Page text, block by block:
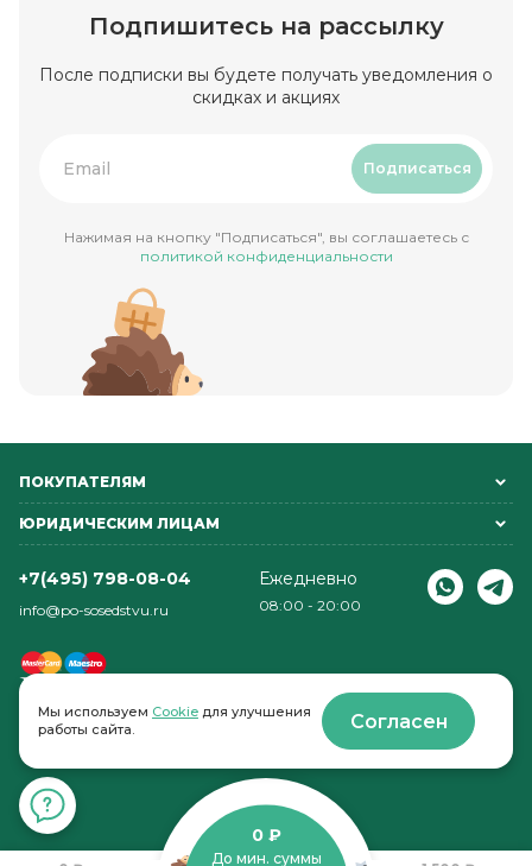
Подпишитесь на рассылку
После подписки вы будете получать уведомления о
скидках и акциях
Подписаться
Нажимая на кнопку "Подписаться", вы соглашаетесь с
политикой конфиденциальности
ПОКУПАТЕЛЯМ
ЮРИДИЧЕСКИМ ЛИЦАМ
+7(495) 798-08-04
info@po-sosedstvu.ru
Ежедневно
08:00 - 20:00
© 2022-2026 . По соседству
0 ₽
До мин. суммы
Мы используем Cookie для улучшения
работы сайта.
Согласен